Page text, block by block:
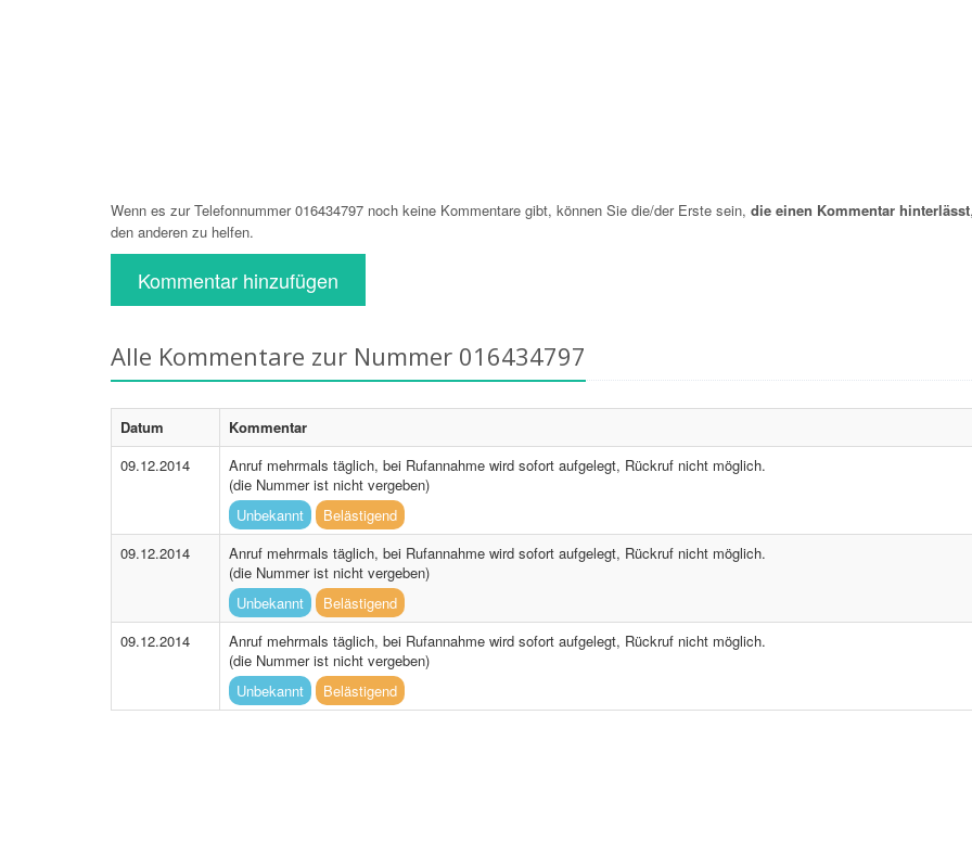
Wenn es zur Telefonnummer 016434797 noch keine Kommentare gibt, können Sie die/der Erste sein, die einen Kommentar hinterlässt
den anderen zu helfen.
Kommentar hinzufügen
Alle Kommentare zur Nummer 016434797
Datum
Kommentar
09.12.2014
Anruf mehrmals täglich, bei Rufannahme wird sofort aufgelegt, Rückruf nicht möglich.
(die Nummer ist nicht vergeben)
Unbekannt
Belästigend
09.12.2014
Anruf mehrmals täglich, bei Rufannahme wird sofort aufgelegt, Rückruf nicht möglich.
(die Nummer ist nicht vergeben)
Unbekannt
Belästigend
09.12.2014
Anruf mehrmals täglich, bei Rufannahme wird sofort aufgelegt, Rückruf nicht möglich.
(die Nummer ist nicht vergeben)
Unbekannt
Belästigend